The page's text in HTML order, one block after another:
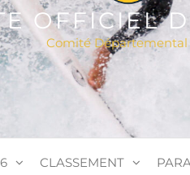
OFFICIEL
Comité Départemental
CLASSEMENT